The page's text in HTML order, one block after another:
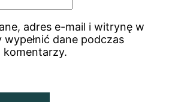
adres e-mail i witrynę w
dane podczas
komentarzy.